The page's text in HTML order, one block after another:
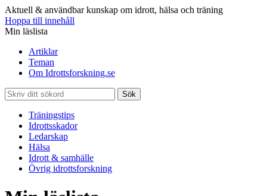
Aktuell & användbar kunskap om idrott, hälsa och träning
Hoppa till innehåll
Min läslista
Artiklar
Teman
Om Idrottsforskning.se
Sök
Träningstips
Idrottsskador
Ledarskap
Hälsa
Idrott & samhälle
Övrig idrottsforskning